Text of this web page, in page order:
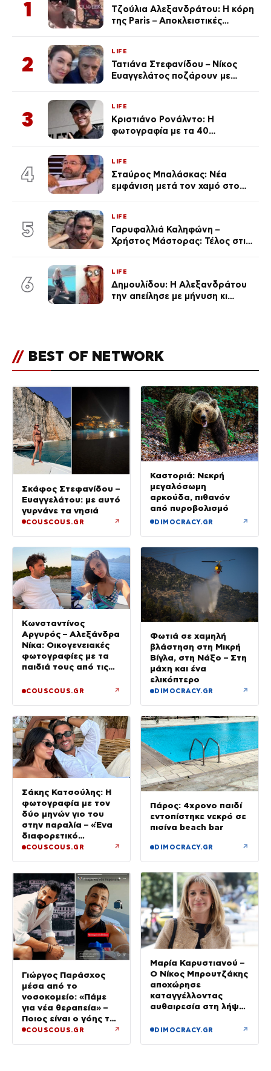
1
Τζούλια Αλεξανδράτου: Η κόρη
της Paris – Αποκλειστικές
2
LIFE
Τατιάνα Στεφανίδου – Νίκος
Ευαγγελάτος ποζάρουν με
3
LIFE
Κριστιάνο Ρονάλντο: Η
φωτογραφία με τα 40
εκ. likes
4
LIFE
Σταύρος Μπαλάσκας: Νέα
εμφάνιση μετά τον χαμό στο
5
LIFE
Γαρυφαλλιά Καληφώνη –
Χρήστος Μάστορας: Τέλος στις
6
LIFE
Δημουλίδου: Η Αλεξανδράτου
την απείλησε με μήνυση κι
// BEST OF NETWORK
Σκάφος Στεφανίδου –
Ευαγγελάτου: με αυτό
γυρνάνε τα νησιά
COUSCOUS.GR ↗
Καστοριά: Νεκρή
μεγαλόσωμη
αρκούδα, πιθανόν
από πυροβολισμό
DIMOCRACY.GR ↗
Κωνσταντίνος
Αργυρός – Αλεξάνδρα
Νίκα: Οικογενειακές
φωτογραφίες με τα
παιδιά τους από τις
σκάφος
COUSCOUS.GR ↗
Φωτιά σε χαμηλή
βλάστηση στη Μικρή
Βίγλα, στη Νάξο – Στη
μάχη και ένα
ελικόπτερο
DIMOCRACY.GR ↗
Σάκης Κατσούλης: Η
φωτογραφία με τον
δύο μηνών γιο του
στην παραλία – «Ένα
διαφορετικό
καλοκαίρι»
COUSCOUS.GR ↗
Πάρος: 4χρονο παιδί
εντοπίστηκε νεκρό σε
πισίνα beach bar
DIMOCRACY.GR ↗
Γιώργος Παράσχος
μέσα από το
νοσοκομείο: «Πάμε
για νέα θεραπεία» –
Ποιος είναι ο γόης της
Μενεγάκη που δίνει
COUSCOUS.GR ↗
Μαρία Καρυστιανού –
Ο Νίκος Μπρουτζάκης
αποχώρησε
καταγγέλλοντας
αυθαιρεσία στη λήψη
για τη Δημοκρατία»
DIMOCRACY.GR ↗